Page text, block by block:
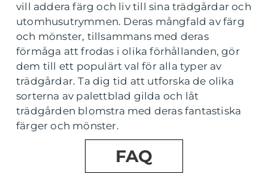
vill addera färg och liv till sina trädgårdar och
utomhusutrymmen. Deras mångfald av färg
och mönster, tillsammans med deras
förmåga att frodas i olika förhållanden, gör
dem till ett populärt val för alla typer av
trädgårdar. Ta dig tid att utforska de olika
sorterna av palettblad gilda och låt
trädgården blomstra med deras fantastiska
färger och mönster.
FAQ